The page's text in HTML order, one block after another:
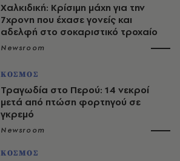
Χαλκιδική: Κρίσιμη μάχη για την
7χρονη που έχασε γονείς και
αδελφή στο σοκαριστικό τροχαίο
Newsroom
ΚΟΣΜΟΣ
Τραγωδία στο Περού: 14 νεκροί
μετά από πτώση φορτηγού σε
γκρεμό
Newsroom
ΚΟΣΜΟΣ